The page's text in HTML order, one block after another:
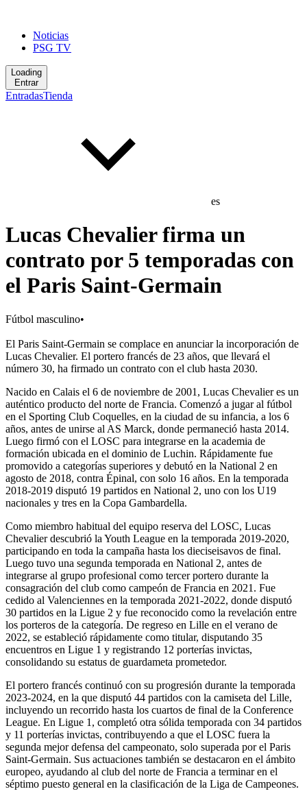
Noticias
PSG TV
Loading
Entrar
EntradasTienda
es
Lucas Chevalier firma un
contrato por 5 temporadas con
el Paris Saint-Germain
Fútbol masculino•
El Paris Saint-Germain se complace en anunciar la incorporación de
Lucas Chevalier. El portero francés de 23 años, que llevará el
número 30, ha firmado un contrato con el club hasta 2030.
Nacido en Calais el 6 de noviembre de 2001, Lucas Chevalier es un
auténtico producto del norte de Francia. Comenzó a jugar al fútbol
en el Sporting Club Coquelles, en la ciudad de su infancia, a los 6
años, antes de unirse al AS Marck, donde permaneció hasta 2014.
Luego firmó con el LOSC para integrarse en la academia de
formación ubicada en el dominio de Luchin. Rápidamente fue
promovido a categorías superiores y debutó en la National 2 en
agosto de 2018, contra Épinal, con solo 16 años. En la temporada
2018-2019 disputó 19 partidos en National 2, uno con los U19
nacionales y tres en la Copa Gambardella.
Como miembro habitual del equipo reserva del LOSC, Lucas
Chevalier descubrió la Youth League en la temporada 2019-2020,
participando en toda la campaña hasta los dieciseisavos de final.
Luego tuvo una segunda temporada en National 2, antes de
integrarse al grupo profesional como tercer portero durante la
consagración del club como campeón de Francia en 2021. Fue
cedido al Valenciennes en la temporada 2021-2022, donde disputó
30 partidos en la Ligue 2 y fue reconocido como la revelación entre
los porteros de la categoría. De regreso en Lille en el verano de
2022, se estableció rápidamente como titular, disputando 35
encuentros en Ligue 1 y registrando 12 porterías invictas,
consolidando su estatus de guardameta prometedor.
El portero francés continuó con su progresión durante la temporada
2023-2024, en la que disputó 44 partidos con la camiseta del Lille,
incluyendo un recorrido hasta los cuartos de final de la Conference
League. En Ligue 1, completó otra sólida temporada con 34 partidos
y 11 porterías invictas, contribuyendo a que el LOSC fuera la
segunda mejor defensa del campeonato, solo superada por el Paris
Saint-Germain. Sus actuaciones también se destacaron en el ámbito
europeo, ayudando al club del norte de Francia a terminar en el
séptimo puesto general en la clasificación de la Liga de Campeones.